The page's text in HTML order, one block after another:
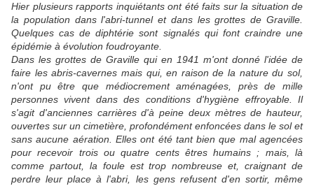
Hier plusieurs rapports inquiétants ont été faits sur la situation de
la population dans l'abri-tunnel et dans les grottes de Graville.
Quelques cas de diphtérie sont signalés qui font craindre une
épidémie à évolution foudroyante.
Dans les grottes de Graville qui en 1941 m'ont donné l'idée de
faire les abris-cavernes mais qui, en raison de la nature du sol,
n'ont pu être que médiocrement aménagées, près de mille
personnes vivent dans des conditions d'hygiène effroyable. Il
s'agit d'anciennes carrières d'à peine deux mètres de hauteur,
ouvertes sur un cimetière, profondément enfoncées dans le sol et
sans aucune aération. Elles ont été tant bien que mal agencées
pour recevoir trois ou quatre cents êtres humains ; mais, là
comme partout, la foule est trop nombreuse et, craignant de
perdre leur place à l'abri, les gens refusent d'en sortir, même